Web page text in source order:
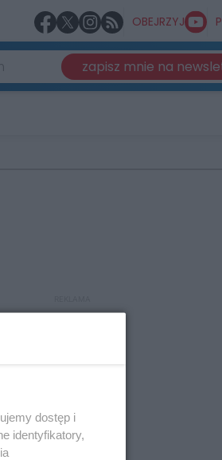
OBEJRZYJ
zapisz mnie na
REKLAMA
dostęp i
identyfikatory,